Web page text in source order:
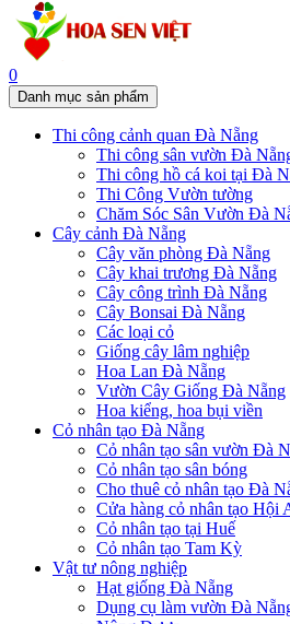
0
Danh mục sản phẩm
Thi công cảnh quan Đà Nẵng
Thi công sân vườn Đà
Thi công hồ cá koi tại Đà
Thi Công Vườn tường
Chăm Sóc Sân Vườn Đà
Cây cảnh Đà Nẵng
Cây văn phòng Đà Nẵng
Cây khai trương Đà Nẵng
Cây công trình Đà Nẵng
Cây Bonsai Đà Nẵng
Các loại cỏ
Giống cây lâm nghiệp
Hoa Lan Đà Nẵng
Vườn Cây Giống Đà Nẵng
Hoa kiểng, hoa bụi viền
Cỏ nhân tạo Đà Nẵng
Cỏ nhân tạo sân vườn Đà
Cỏ nhân tạo sân bóng
Cho thuê cỏ nhân tạo Đà
Cửa hàng cỏ nhân tạo Hội
Cỏ nhân tạo tại Huế
Cỏ nhân tạo Tam Kỳ
Vật tư nông nghiệp
Hạt giống Đà Nẵng
Dụng cụ làm vườn Đà